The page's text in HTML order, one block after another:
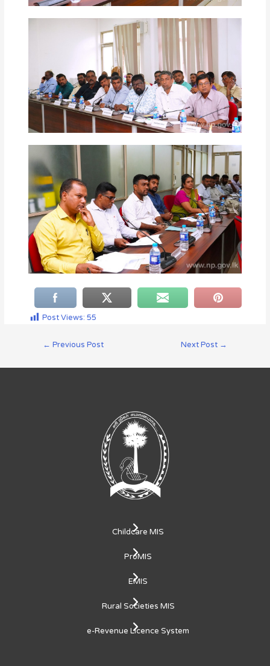
Post Views: 55
← Previous Post Next Post →
Childcare MIS
ProMIS
EMIS
Rural Societies MIS
e-Revenue Licence System